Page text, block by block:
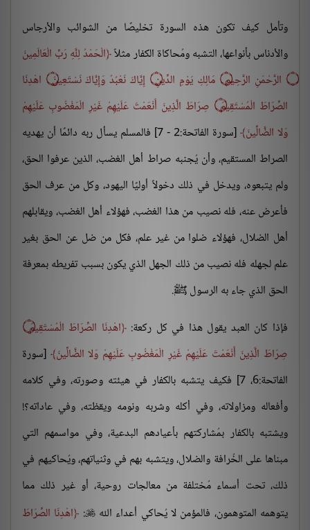
وتأمل كيف تكون هذه السورة تخليصًا من الشوائب والأرجاس
والأدناس بأنواعها، التشبه ومُحاكاة الكفار مثلاً الْحَمْدُ لِلَّهِ رَبِّ الْعَالَمِينَ
۝ الرَّحْمَنِ الرَّحِيمِ ۝ مَالِكِ يَوْمِ الدِّينِ ۝ إِيَّاكَ نَعْبُدُ وَإِيَّاكَ نَسْتَعِينُ ۝ اهْدِنَا
الصِّرَاطَ الْمُسْتَقِيمَ ۝ صِرَاطَ الَّذِينَ أَنْعَمْتَ عَلَيْهِمْ غَيْرِ الْمَغْضُوبِ عَلَيْهِمْ
وَلا الضَّالِّينَ
[سورة الفاتحة:2 - 7] فالمسلم يسأل ربه دائمًا أن يهديه
الصراط المستقيم، وأن يُجنبه صراط أهل الغضب، الذين عرفوا الحق،
ولم يتبعوه، ويدخل في ذلك دخولاً أوليًا اليهود، وكل من عرف الحق
فأعرض عنه، فله نصيب من هذا الغضب، فهؤلاء أهل الغضب، ويقابلهم
أهل الضلال، فهؤلاء ضلوا من غير علم، فكل من ضل عن الحق بغير
علم لجهله فله نصيب من ذلك الجهل الذي يكون بسبب تفريطه بمعرفة
الحق الذي جاء به الرسول ﷺ.
فإذا كان العبد يقول هذا في كل ركعة:
اهْدِنَا الصِّرَاطَ الْمُسْتَقِيمَ ۝
صِرَاطَ الَّذِينَ أَنْعَمْتَ عَلَيْهِمْ غَيْرِ الْمَغْضُوبِ عَلَيْهِمْ وَلا الضَّالِّينَ [سورة
الفاتحة:6، 7] فكيف يتشبه بالكفار في هيئته وصورته، وفي كلامه
وأفعاله ومزاولاته، وفي أكله وشربه ونومه ويقظته، وفي عاداته؟!
ويشتبه بالكفار بمُشاركتهم بأعيادهم البدعية، وفي مواسمهم التي
مبناها على الخُرافة والضلال، ويتشبه بهم في وثنياتهم، ويُحاكيهم في
ذلك، تحت أسماء مُختلفة من معالجات روحية، أو غير ذلك مما
يتوهمه المتوهمون، فالمؤمن لا يُحاكي أعداء الله
: اهْدِنَا الصِّرَاطَ